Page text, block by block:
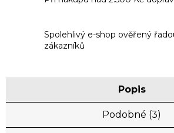
Spolehlivý e-shop ověřený
zákazníků
Popis
Podobné (3)